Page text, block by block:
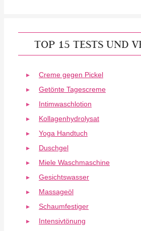
TOP 15 TESTS UND
Creme gegen Pickel
Getönte Tagescreme
Intimwaschlotion
Kollagenhydrolysat
Yoga Handtuch
Duschgel
Miele Waschmaschine
Gesichtswasser
Massageöl
Schaumfestiger
Intensivtönung